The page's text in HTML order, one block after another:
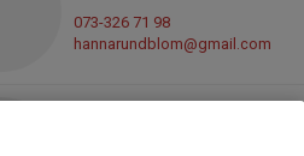
073-326 71 98
hannarundblom@gmail.com